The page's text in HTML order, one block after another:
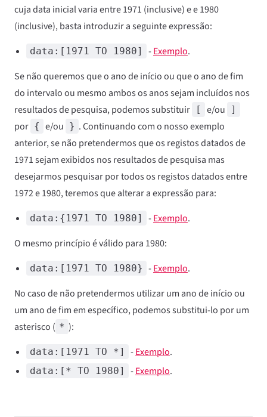
cuja data inicial varia entre 1971 (inclusive) e e 1980
(inclusive), basta introduzir a seguinte expressão:
data:[1971 TO 1980] -Exemplo.
Se não queremos que o ano de início ou que o ano de fim
do intervalo ou mesmo ambos os anos sejam incluídos nos
resultados de pesquisa, podemos substituir
[ e/ou ]
por { e/ou } . Continuando com o nosso exemplo
anterior, se não pretendermos que os registos datados de
1971 sejam exibidos nos resultados de pesquisa mas
desejarmos pesquisar por todos os registos datados entre
1972 e 1980, teremos que alterar a expressão para:
data:{1971 TO 1980] -Exemplo.
O mesmo princípio é válido para 1980:
data:[1971 TO 1980} -Exemplo.
No caso de não pretendermos utilizar um ano de início ou
um ano de fim em específico, podemos substitui-lo por um
asterisco ( * ):
data:[1971 TO *] -Exemplo.
data:[* TO 1980] -Exemplo.